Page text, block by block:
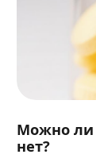
Можно ли
нет?